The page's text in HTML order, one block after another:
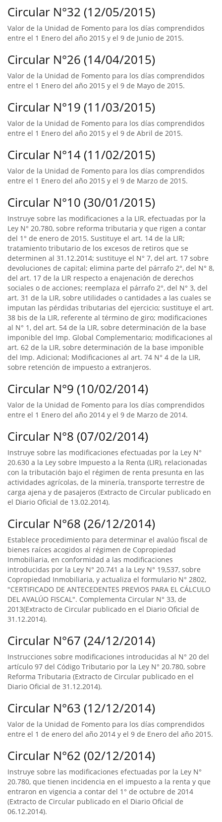
Circular N°32 (12/05/2015)
Valor de la Unidad de Fomento para los días comprendidos
entre el 1 Enero del año 2015 y el 9 de Junio de 2015.
Circular N°26 (14/04/2015)
Valor de la Unidad de Fomento para los días comprendidos
entre el 1 Enero del año 2015 y el 9 de Mayo de 2015.
Circular N°19 (11/03/2015)
Valor de la Unidad de Fomento para los días comprendidos
entre el 1 Enero del año 2015 y el 9 de Abril de 2015.
Circular N°14 (11/02/2015)
Valor de la Unidad de Fomento para los días comprendidos
entre el 1 Enero del año 2015 y el 9 de Marzo de 2015.
Circular N°10 (30/01/2015)
Instruye sobre las modificaciones a la LIR, efectuadas por la
Ley N° 20.780, sobre reforma tributaria y que rigen a contar
del 1° de enero de 2015. Sustituye el art. 14 de la LIR;
tratamiento tributario de los excesos de retiros que se
determinen al 31.12.2014; sustituye el N° 7, del art. 17 sobre
devoluciones de capital; elimina parte del párrafo 2°, del N° 8,
del art. 17 de la LIR respecto a enajenación de derechos
sociales o de acciones; reemplaza el párrafo 2°, del N° 3, del
art. 31 de la LIR, sobre utilidades o cantidades a las cuales se
imputan las pérdidas tributarias del ejercicio; sustituye el art.
38 bis de la LIR, referente al término de giro; modificaciones
al N° 1, del art. 54 de la LIR, sobre determinación de la base
imponible del Imp. Global Complementario; modificaciones al
art. 62 de la LIR, sobre determinación de la base imponible
del Imp. Adicional; Modificaciones al art. 74 N° 4 de la LIR,
sobre retención de impuesto a extranjeros.
Circular N°9 (10/02/2014)
Valor de la Unidad de Fomento para los días comprendidos
entre el 1 Enero del año 2014 y el 9 de Marzo de 2014.
Circular N°8 (07/02/2014)
Instruye sobre las modificaciones efectuadas por la Ley N°
20.630 a la Ley sobre Impuesto a la Renta (LIR), relacionadas
con la tributación bajo el régimen de renta presunta en las
actividades agrícolas, de la minería, transporte terrestre de
carga ajena y de pasajeros (Extracto de Circular publicado en
el Diario Oficial de 13.02.2014).
Circular N°68 (26/12/2014)
Establece procedimiento para determinar el avalúo fiscal de
bienes raíces acogidos al régimen de Copropiedad
Inmobiliaria, en conformidad a las modificaciones
introducidas por la Ley N° 20.741 a la Ley N° 19,537, sobre
Copropiedad Inmobiliaria, y actualiza el formulario N° 2802,
"CERTIFICADO DE ANTECEDENTES PREVIOS PARA EL CÁLCULO
DEL AVALÚO FISCAL". Complementa Circular N° 33, de
2013(Extracto de Circular publicado en el Diario Oficial de
31.12.2014).
Circular N°67 (24/12/2014)
Instrucciones sobre modificaciones introducidas al N° 20 del
artículo 97 del Código Tributario por la Ley N° 20.780, sobre
Reforma Tributaria (Extracto de Circular publicado en el
Diario Oficial de 31.12.2014).
Circular N°63 (12/12/2014)
Valor de la Unidad de Fomento para los días comprendidos
entre el 1 de enero del año 2014 y el 9 de Enero del año 2015.
Circular N°62 (02/12/2014)
Instruye sobre las modificaciones efectuadas por la Ley N°
20.780, que tienen incidencia en el impuesto a la renta y que
entraron en vigencia a contar del 1° de octubre de 2014
(Extracto de Circular publicado en el Diario Oficial de
06.12.2014).